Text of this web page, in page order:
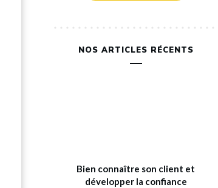
NOS ARTICLES RÉCENTS
Bien connaître son client et
développer la confiance